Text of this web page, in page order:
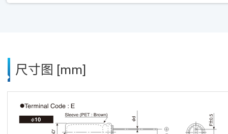
尺寸图 [mm]